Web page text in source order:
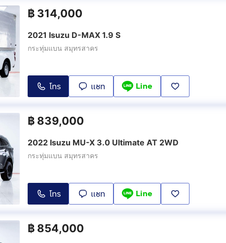
฿ 314,000
2021 Isuzu D-MAX 1.9 S
กระทุ่มแบน สมุทรสาคร
โทร แชท Line
฿ 839,000
2022 Isuzu MU-X 3.0 Ultimate AT 2WD
กระทุ่มแบน สมุทรสาคร
โทร แชท Line
฿ 854,000